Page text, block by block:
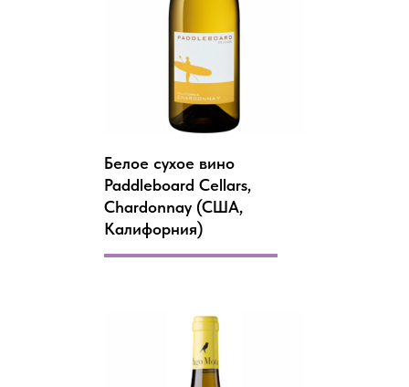
Белое сухое вино
Paddleboard Cellars,
Chardonnay (CША,
Калифорния)